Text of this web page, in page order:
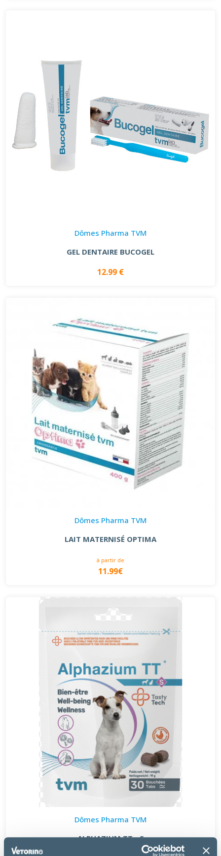
Dômes Pharma TVM
GEL DENTAIRE BUCOGEL
12.99 €
Dômes Pharma TVM
LAIT MATERNISÉ OPTIMA
à partir de
11.99€
Dômes Pharma TVM
ALPHAZIUM TT - S